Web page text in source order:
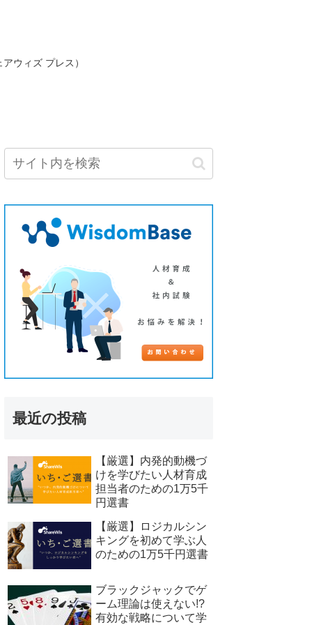
ウィズ プレス）
最近の投稿
【厳選】内発的動機づ
けを学びたい人材育成
担当者のための1万5千
円選書
【厳選】ロジカルシン
キングを初めて学ぶ人
のための1万5千円選書
ブラックジャックでゲ
ーム理論は使えない!?
有効な戦略について学